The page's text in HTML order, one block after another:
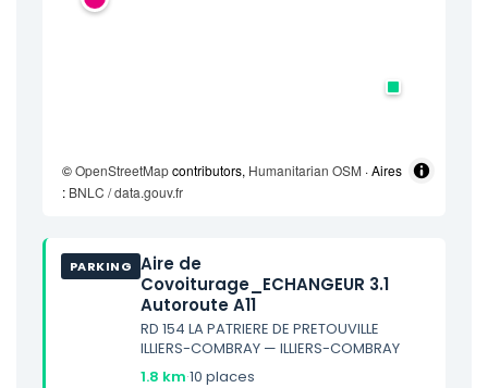
©OpenStreetMapcontributors, Humanitarian OSM · Aires
: BNLC / data.gouv.fr
PARKING Aire de
Covoiturage_ECHANGEUR 3.1
Autoroute A11
RD 154 LA PATRIERE DE PRETOUVILLE
ILLIERS-COMBRAY — ILLIERS-COMBRAY
1.8 km·10 places